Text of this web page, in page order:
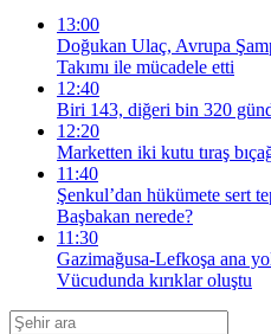
13:00
Doğukan Ulaç, Avrupa
Takımı ile mücadele etti
12:40
Biri 143, diğeri bin 320
12:20
Marketten iki kutu tıraş
11:40
Şenkul’dan hükümete sert
Başbakan nerede?
11:30
Gazimağusa-Lefkoşa ana
Vücudunda kırıklar oluştu